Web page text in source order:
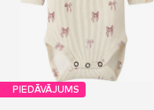
PIEDĀVĀJUMS